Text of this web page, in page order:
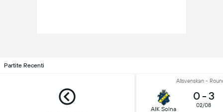
Partite Recenti
Allsvenskan -
AIK Solna
0- 3
02/08